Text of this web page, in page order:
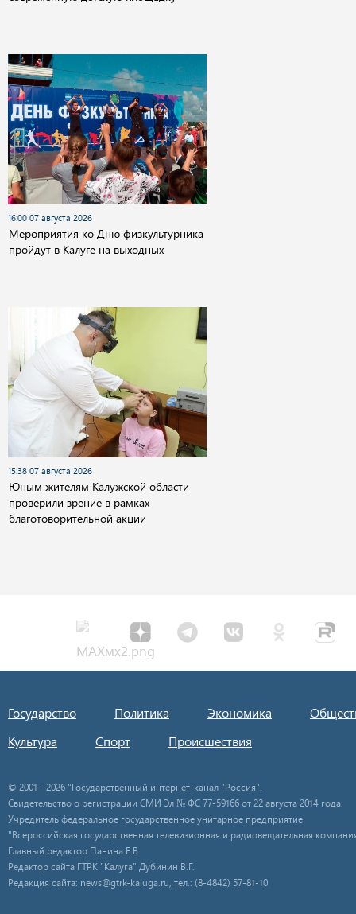
16:00 07 августа 2026
Мероприятия ко Дню физкультурника
пройдут в Калуге на выходных
15:38 07 августа 2026
Юным жителям Калужской области
проверили зрение в рамках
благотоворительной акции
Государство Политика Экономика
Культура
Спорт Происшествия
© 2001 - 2026 "Государственный интернет-канал "Россия".
Свидетельство о регистрации СМИ Эл № ФС 77-59166 от 22 августа 2014 года.
Учредитель федеральное государственное унитарное предприятие
"Всероссийская государственная телевизионная и радиовещательная
Главный редактор Панина Е.В.
Редактор сайта ГТРК "Калуга" Дубинин В.Г.
Редакция сайта: news@gtrk-kaluga.ru, тел.: (8-4842) 57-81-10